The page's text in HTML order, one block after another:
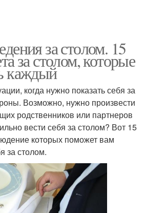
за столом. 15
за столом, которые
каждый
когда нужно показать себя за
Возможно, нужно произвести
родственников или партнеров
вести себя за столом? Вот 15
которых поможет вам
за столом.